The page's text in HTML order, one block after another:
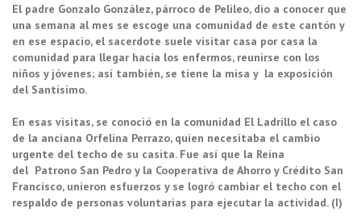
El padre Gonzalo González, párroco de Pelileo, dio a conocer que
una semana al mes se escoge una comunidad de este cantón y
en ese espacio, el sacerdote suele visitar casa por casa la
comunidad para llegar hacia los enfermos, reunirse con los
niños y jóvenes; así también, se tiene la misa y la exposición
del Santísimo.
En esas visitas, se conoció en la comunidad El Ladrillo el caso
de la anciana Orfelina Perrazo, quien necesitaba el cambio
urgente del techo de su casita. Fue así que la Reina
del Patrono San Pedro y la Cooperativa de Ahorro y Crédito San
Francisco, unieron esfuerzos y se logró cambiar el techo con el
respaldo de personas voluntarias para ejecutar la actividad. (I)